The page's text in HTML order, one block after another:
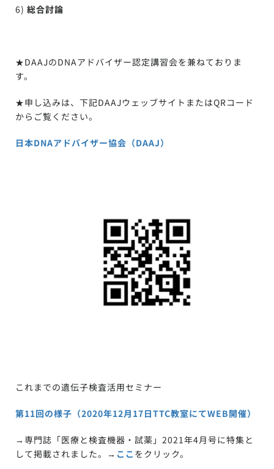
6) 総合討論
★DAAJのDNAアドバイザー認定講習会を兼ねておりま
す。
★申し込みは、下記DAAJウェッブサイトまたはQRコード
からご覧ください。
日本DNAアドバイザー協会（DAAJ）
これまでの遺伝子検査活用セミナー
第11回の様子（2020年12月17日TTC教室にてWEB開催）
→専門誌「医療と検査機器・試薬」2021年4月号に特集と
して掲載されました。→ ここ をクリック。